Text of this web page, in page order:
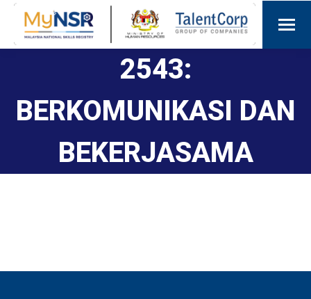
2543:
BERKOMUNIKASI DAN
BEKERJASAMA